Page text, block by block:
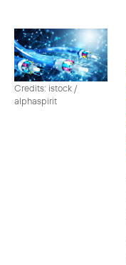
Credits: istock /
alphaspirit